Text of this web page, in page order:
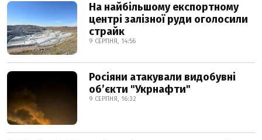
На найбільшому експортному
центрі залізної руди оголосили
страйк
9 СЕРПНЯ, 14:56
Росіяни атакували видобувні
обʼєкти "Укрнафти"
9 СЕРПНЯ, 16:32